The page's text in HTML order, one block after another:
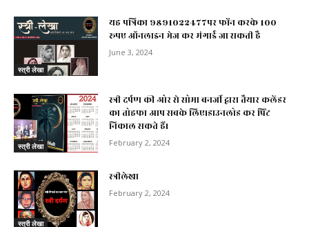
स्त्री लेखा
यह पत्रिका 9891022477पर फोंन करके 100
रूपए ऑनलाइन भेज कर मंगाई जा सकती है
June 3, 2024
स्त्री लेखा
स्त्री दर्पण की ओर से सोमा बनर्जी द्वारा तैयार कलेंडर
का तोहफा आप सबके लिए।डाउनलोड कर प्रिंट
निकाल सकते हैं।
February 2, 2024
स्त्री लेखा
स्त्रीलेखा
February 2, 2024